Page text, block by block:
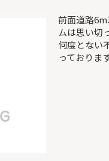
前面道路
ムは思い切
何度とない
っております